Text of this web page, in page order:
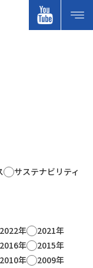
サステナビリティ
2022年
2021年
2016年
2015年
2010年
2009年